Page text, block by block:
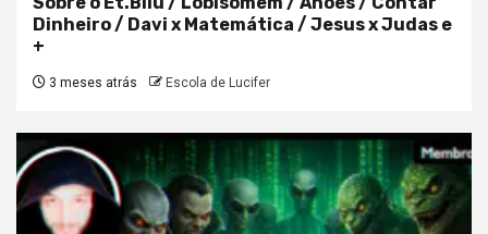
Dinheiro / Davi x Matemática / Jesus x Judas e
+
3 meses atrás Escola de Lucifer